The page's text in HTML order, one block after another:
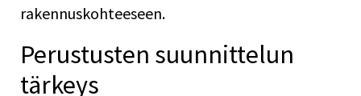
rakennuskohteeseen.
Perustusten suunnittelun
tärkeys